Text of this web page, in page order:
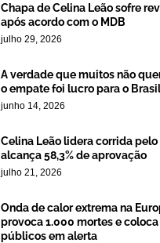
Chapa de Celina Leão sofre
após acordo com o MDB
julho 29, 2026
A verdade que muitos não
o empate foi lucro para o Brasil
junho 14, 2026
Celina Leão lidera corrida pelo
alcança 58,3% de aprovação
julho 21, 2026
Onda de calor extrema na
provoca 1.000 mortes e
públicos em alerta